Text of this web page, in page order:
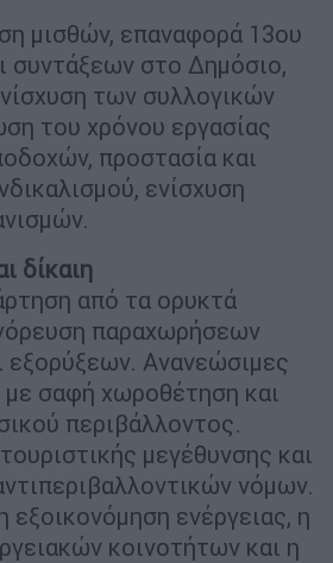
μισθών, επαναφορά 13ου
συντάξεων στο Δημόσιο,
των συλλογικών
του χρόνου εργασίας
προστασία και
ενίσχυση
δίκαιη
από τα ορυκτά
παραχωρήσεων
εξορύξεων. Ανανεώσιμες
με σαφή χωροθέτηση και
περιβάλλοντος.
μεγέθυνσης και
νόμων.
εξοικονόμηση ενέργειας, η
κοινοτήτων και η